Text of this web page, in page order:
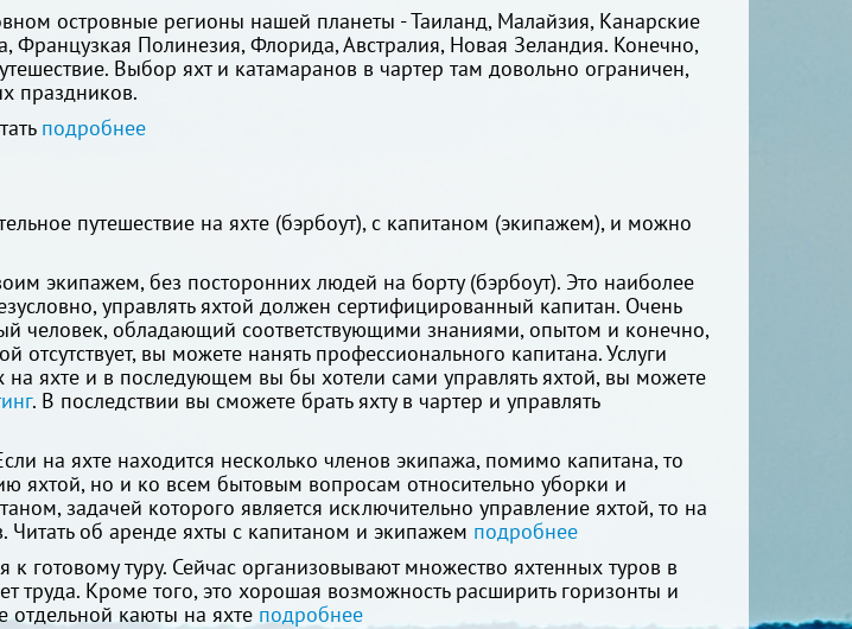
островные регионы нашей планеты - Таиланд, Малайзия, Канарские
Французкая Полинезия, Флорида, Австралия, Новая Зеландия. Конечно,
Выбор яхт и катамаранов в чартер там довольно ограничен,
праздников.
подробнее
путешествие на яхте (бэрбоут), с капитаном (экипажем), и можно
экипажем, без посторонних людей на борту (бэрбоут). Это наиболее
управлять яхтой должен сертифицированный капитан. Очень
человек, обладающий соответствующими знаниями, опытом и конечно,
вы можете нанять профессионального капитана. Услуги
на яхте и в последующем вы бы хотели сами управлять яхтой, вы можете
. В последствии вы сможете брать яхту в чартер и управлять
на яхте находится несколько членов экипажа, помимо капитана, то
яхтой, но и ко всем бытовым вопросам относительно уборки и
задачей которого является исключительно управление яхтой, то на
об аренде яхты с капитаном и экипажем подробнее
готовому туру. Сейчас организовывают множество яхтенных туров в
труда. Кроме того, это хорошая возможность расширить горизонты и
отдельной каюты на яхте подробнее